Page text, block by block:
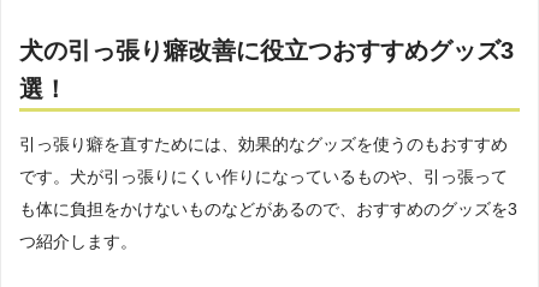
犬の引っ張り癖改善に役立つおすすめグッズ3
選！
引っ張り癖を直すためには、効果的なグッズを使うのもおすすめ
です。犬が引っ張りにくい作りになっているものや、引っ張って
も体に負担をかけないものなどがあるので、おすすめのグッズを3
つ紹介します。